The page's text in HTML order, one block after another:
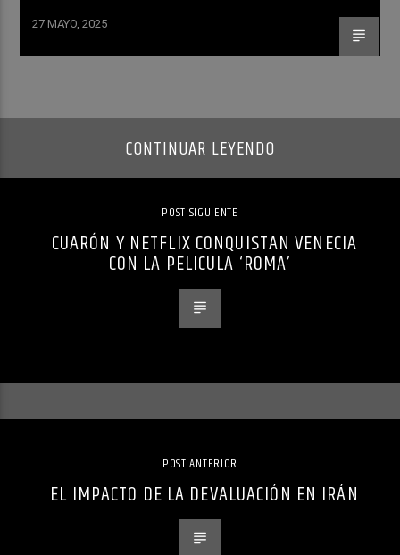
27 MAYO, 2025
CONTINUAR LEYENDO
POST SIGUIENTE
CUARÓN Y NETFLIX CONQUISTAN VENECIA
CON LA PELICULA ‘ROMA’
POST ANTERIOR
EL IMPACTO DE LA DEVALUACIÓN EN IRÁN